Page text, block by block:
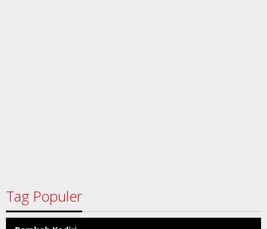
Tag Populer